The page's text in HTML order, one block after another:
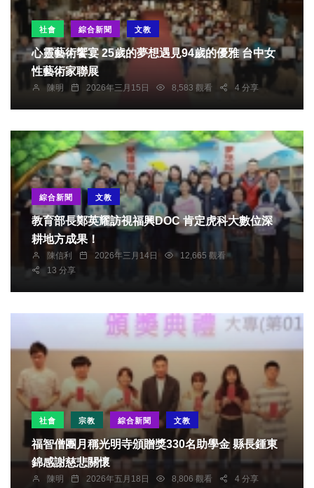
社會 綜合新聞 文教
心靈藝術饗宴 25歲的夢想遇見94歲的優雅 台中女
性藝術家聯展
陳明 2026年三月15日 8,583 觀看 4 分享
綜合新聞 文教
教育部長鄭英耀訪視福興DOC 肯定虎科大數位深
耕地方成果！
陳信利 2026年三月14日
12,665 觀看
13 分享
社會 宗教 綜合新聞 文教
福智僧團月稱光明寺頒贈獎330名助學金 縣長鍾東
錦感謝慈悲關懷
陳明 2026年五月18日 8,806 觀看 4 分享